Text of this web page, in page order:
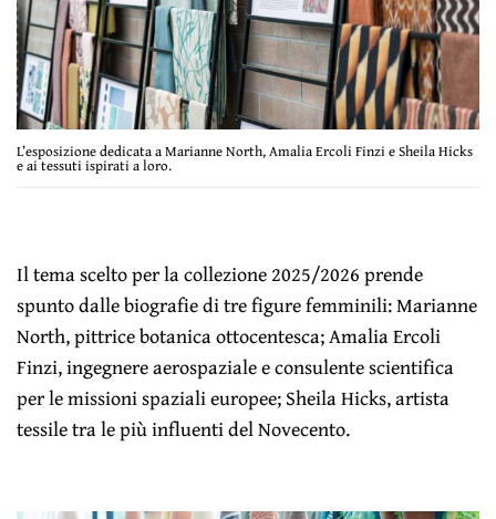
L’esposizione dedicata a Marianne North, Amalia Ercoli Finzi e Sheila Hicks
e ai tessuti ispirati a loro.
Il tema scelto per la collezione 2025/2026 prende
spunto dalle biografie di tre figure femminili: Marianne
North, pittrice botanica ottocentesca; Amalia Ercoli
Finzi, ingegnere aerospaziale e consulente scientifica
per le missioni spaziali europee; Sheila Hicks, artista
tessile tra le più influenti del Novecento.